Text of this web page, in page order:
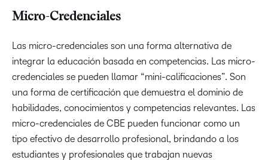
Micro-Credenciales
Las micro-credenciales son una forma alternativa de
integrar la educación basada en competencias. Las micro-
credenciales se pueden llamar “mini-calificaciones”. Son
una forma de certificación que demuestra el dominio de
habilidades, conocimientos y competencias relevantes. Las
micro-credenciales de CBE pueden funcionar como un
tipo efectivo de desarrollo profesional, brindando a los
estudiantes y profesionales que trabajan nuevas